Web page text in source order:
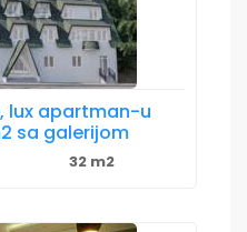
lux apartman-u
sa galerijom
32 m2